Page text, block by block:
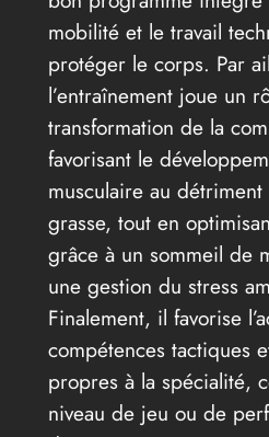
mobilité et le travail
protéger le corps. Par
l’entraînement joue un
transformation de la
favorisant le
musculaire au
grasse, tout en
grâce à un sommeil de
une gestion du stress
Finalement, il favorise
compétences tactiques
propres à la spécialité,
niveau de jeu ou de